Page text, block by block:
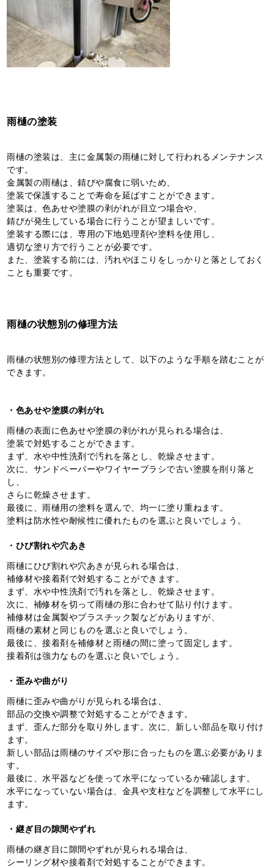
雨樋の塗装
雨樋の塗装は、主に金属製の雨樋に対して行われるメンテナンス
です。
金属製の雨樋は、錆びや腐食に弱いため、
塗装で保護することで寿命を延ばすことができます。
塗装は、色あせや塗膜の剥がれが目立つ場合や、
錆びが発生している場合に行うことが望ましいです。
塗装する際には、専用の下地処理剤や塗料を使用し、
適切な塗り方で行うことが必要です。
また、塗装する前には、汚れやほこりをしっかりと落としておく
ことも重要です。
雨樋の状態別の修理方法
雨樋の状態別の修理方法として、以下のような手順を踏むことが
できます。
・色あせや塗膜の剥がれ
雨樋の表面に色あせや塗膜の剥がれが見られる場合は、
塗装で対処することができます。
まず、水や中性洗剤で汚れを落とし、乾燥させます。
次に、サンドペーパーやワイヤーブラシで古い塗膜を削り落と
し、
さらに乾燥させます。
最後に、雨樋用の塗料を選んで、均一に塗り重ねます。
塗料は防水性や耐候性に優れたものを選ぶと良いでしょう。
・ひび割れや穴あき
雨樋にひび割れや穴あきが見られる場合は、
補修材や接着剤で対処することができます。
まず、水や中性洗剤で汚れを落とし、乾燥させます。
次に、補修材を切って雨樋の形に合わせて貼り付けます。
補修材は金属製やプラスチック製などがありますが、
雨樋の素材と同じものを選ぶと良いでしょう。
最後に、接着剤を補修材と雨樋の間に塗って固定します。
接着剤は強力なものを選ぶと良いでしょう。
・歪みや曲がり
雨樋に歪みや曲がりが見られる場合は、
部品の交換や調整で対処することができます。
まず、歪んだ部分を取り外します。次に、新しい部品を取り付け
ます。
新しい部品は雨樋のサイズや形に合ったものを選ぶ必要がありま
す。
最後に、水平器などを使って水平になっているか確認します。
水平になっていない場合は、金具や支柱などを調整して水平にし
ます。
・継ぎ目の隙間やずれ
雨樋の継ぎ目に隙間やずれが見られる場合は、
シーリング材や接着剤で対処することができます。